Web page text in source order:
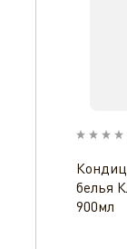
белья
900мл